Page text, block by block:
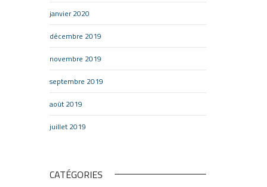
janvier 2020
décembre 2019
novembre 2019
septembre 2019
août 2019
juillet 2019
CATÉGORIES